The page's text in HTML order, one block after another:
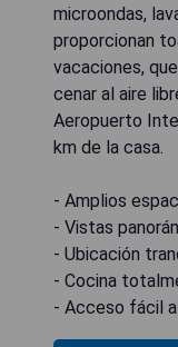
microondas,
proporcionan
vacaciones,
cenar al aire
Aeropuerto
km de la casa.
- Amplios
- Vistas
- Ubicación
- Cocina
- Acceso fácil